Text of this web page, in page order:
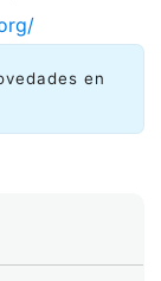
en